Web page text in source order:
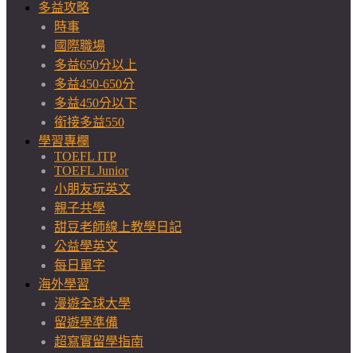
多益攻略
時事
國際職場
多益650分以上
多益450-650分
多益450分以下
銜接多益550
學習專欄
TOEFL ITP
TOEFL Junior
小朋友玩英文
親子共學
甜豆老師線上教學日記
公益學英文
每日單字
海外學習
漫遊全球大學
留遊學準備
超寫實留學指南